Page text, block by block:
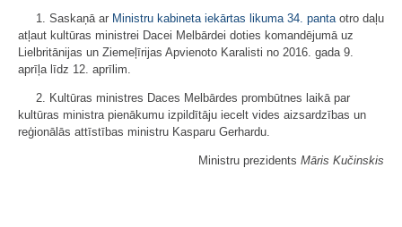
1. Saskaņā ar Ministru kabineta iekārtas likuma 34. pantaotro daļu
atļaut kultūras ministrei Dacei Melbārdei doties komandējumā uz
Lielbritānijas un Ziemeļīrijas Apvienoto Karalisti no 2016. gada 9.
aprīļa līdz 12. aprīlim.
2. Kultūras ministres Daces Melbārdes prombūtnes laikā par
kultūras ministra pienākumu izpildītāju iecelt vides aizsardzības un
reģionālās attīstības ministru Kasparu Gerhardu.
Ministru prezidents Māris Kučinskis